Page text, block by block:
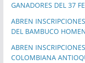
GANADORES DEL 37
ABREN
DEL BAMBUCO
ABREN
COLOMBIANA